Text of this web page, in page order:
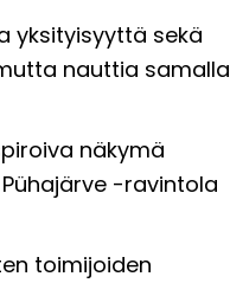
yksityisyyttä sekä
nauttia samalla
näkymä
-ravintola
toimijoiden